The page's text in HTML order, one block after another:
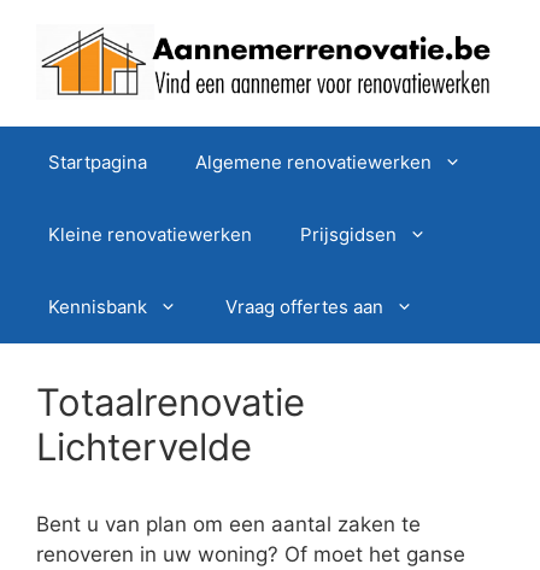
Startpagina Algemene renovatiewerken
Kleine renovatiewerken Prijsgidsen
Kennisbank Vraag offertes aan
Totaalrenovatie
Lichtervelde
Bent u van plan om een aantal zaken te
renoveren in uw woning? Of moet het ganse